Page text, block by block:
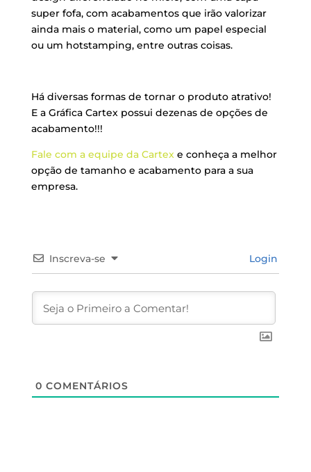
super fofa, com acabamentos que irão valorizar
ainda mais o material, como um papel especial
ou um hotstamping, entre outras coisas.
Há diversas formas de tornar o produto atrativo!
E a Gráfica Cartex possui dezenas de opções de
acabamento!!!
Fale com a equipe da Cartexe conheça a melhor
opção de tamanho e acabamento para a sua
empresa.
Inscreva-se Login
0 COMENTÁRIOS